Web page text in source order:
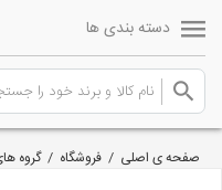
دسته بندی ها
صفحه ی اصلی / فروشگاه /گروه